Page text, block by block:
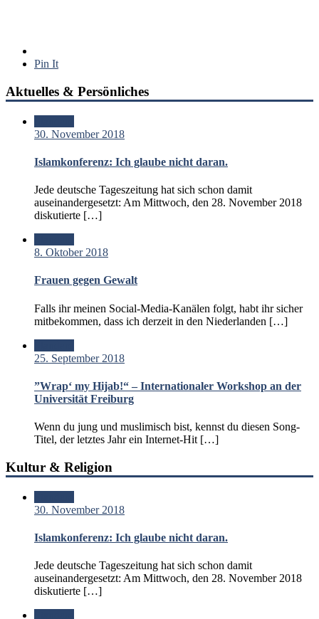
Pin It
Aktuelles & Persönliches
30. November 2018
Islamkonferenz: Ich glaube nicht daran.
Jede deutsche Tageszeitung hat sich schon damit
auseinandergesetzt: Am Mittwoch, den 28. November 2018
diskutierte […]
8. Oktober 2018
Frauen gegen Gewalt
Falls ihr meinen Social-Media-Kanälen folgt, habt ihr sicher
mitbekommen, dass ich derzeit in den Niederlanden […]
25. September 2018
”Wrap‘ my Hijab!“ – Internationaler Workshop an der
Universität Freiburg
Wenn du jung und muslimisch bist, kennst du diesen Song-
Titel, der letztes Jahr ein Internet-Hit […]
Kultur & Religion
30. November 2018
Islamkonferenz: Ich glaube nicht daran.
Jede deutsche Tageszeitung hat sich schon damit
auseinandergesetzt: Am Mittwoch, den 28. November 2018
diskutierte […]